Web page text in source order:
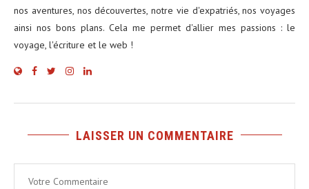
nos aventures, nos découvertes, notre vie d'expatriés, nos voyages
ainsi nos bons plans. Cela me permet d'allier mes passions : le
voyage, l'écriture et le web !
LAISSER UN COMMENTAIRE